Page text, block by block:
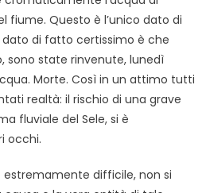
fiume. Questo è l’unico dato di
dato di fatto certissimo è che
sono state rinvenute, lunedì
Morte. Così in un attimo tutti
realtà: il rischio di una grave
fluviale del Sele, si è
occhi.
difficile, non si